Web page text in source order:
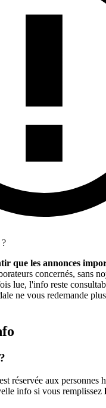
que les annonces
concernés, sans
lue, l'info reste
ne vous redemande
réservée aux personnes
info si vous remplissez